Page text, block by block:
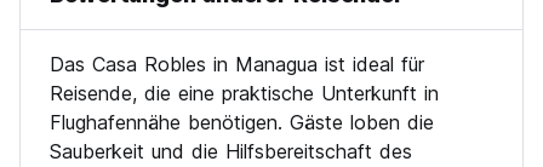
Das Casa Robles in Managua ist ideal für
Reisende, die eine praktische Unterkunft in
Flughafennähe benötigen. Gäste loben die
Sauberkeit und die Hilfsbereitschaft des